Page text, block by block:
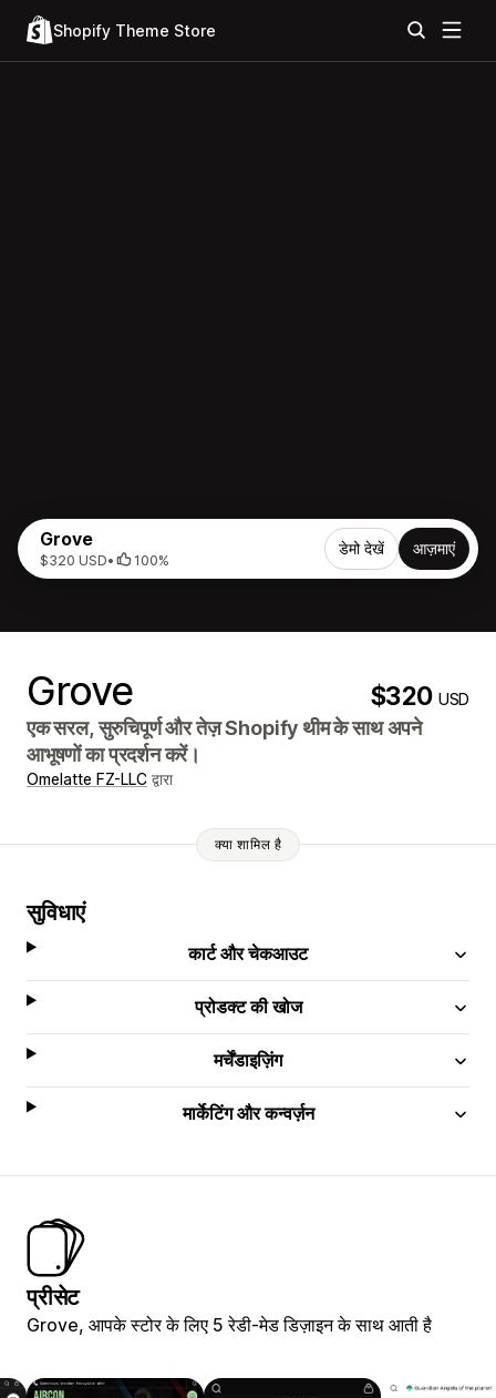
Shopify Theme Store
Grove
$320 USD• 100%
डेमो देखें आज़माएं
Grove $320USD
एक सरल, सुरुचिपूर्ण और तेज़ Shopify थीम के साथ अपने
आभूषणों का प्रदर्शन करें।
Omelatte FZ-LLC द्वारा
क्या शामिल है
सुविधाएं
कार्ट और चेकआउट
प्रोडक्ट की खोज
मर्चेंडाइज़िंग
मार्केटिंग और कन्वर्ज़न
प्रीसेट
Grove, आपके स्टोर के लिए 5 रेडी-मेड डिज़ाइन के साथ आती है